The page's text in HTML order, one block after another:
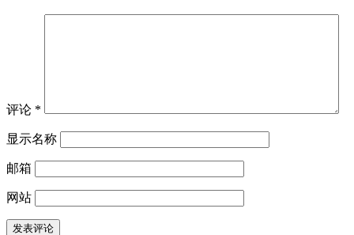
评论 *
显示名称
邮箱
网站